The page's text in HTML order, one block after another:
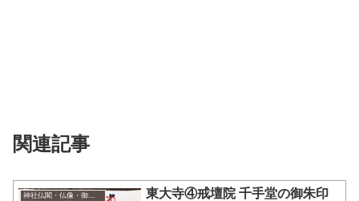
関連記事
東大寺④戒壇院 千手堂の御朱印